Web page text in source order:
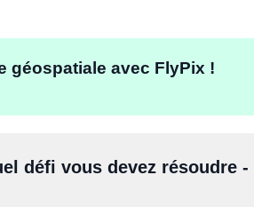
géospatiale avec FlyPix !
défi vous devez résoudre -